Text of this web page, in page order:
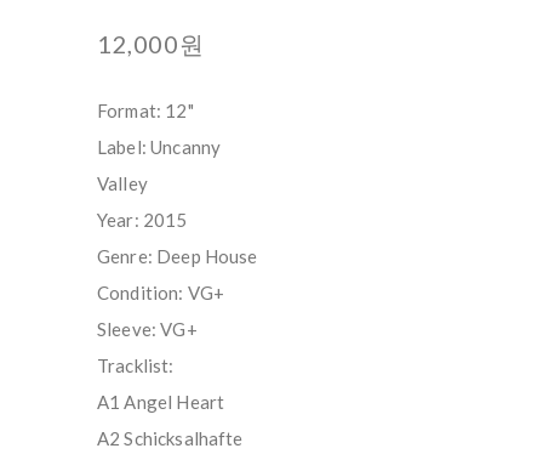
12,000원
Format: 12"
Label: Uncanny
Valley
Year: 2015
Genre: Deep House
Condition: VG+
Sleeve: VG+
Tracklist:
A1 Angel Heart
A2 Schicksalhafte